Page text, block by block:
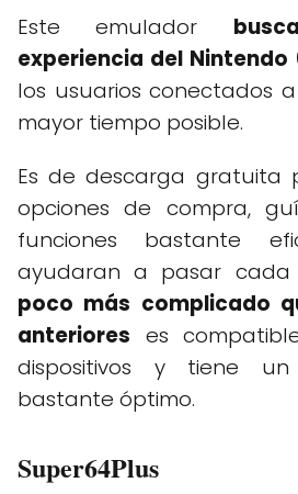
Este emulador
experiencia del Nintendo
los usuarios conectados
mayor tiempo posible.
Es de descarga gratuita
opciones de compra,
funciones bastante
ayudaran a pasar cada
poco más complicado
anteriores es
dispositivos y tiene un
bastante óptimo.
Super64Plus